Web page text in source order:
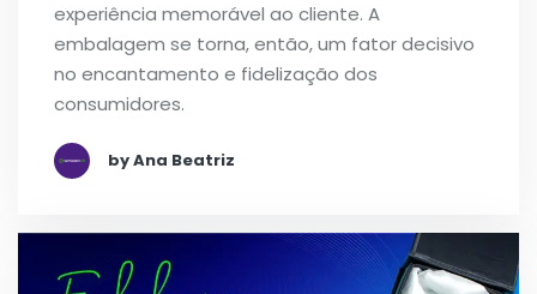
experiência memorável ao cliente. A
embalagem se torna, então, um fator decisivo
no encantamento e fidelização dos
consumidores.
by Ana Beatriz